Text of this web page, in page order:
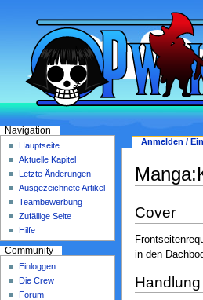
Cover
in den
Handlung
Anmelden /
Navigation
Hauptseite
Aktuelle Kapitel
Letzte Änderungen
Ausgezeichnete Artikel
Teambewerbung
Zufällige Seite
Hilfe
Community
Einloggen
Die Crew
Forum